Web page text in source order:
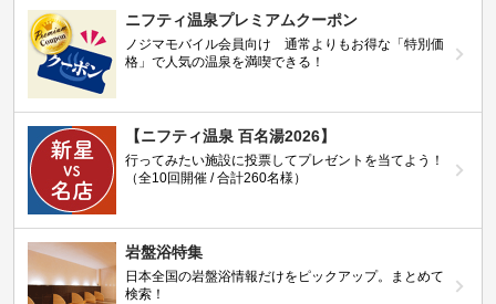
ニフティ温泉プレミアムクーポン
ノジマモバイル会員向け 通常よりもお得な「特別価
格」で人気の温泉を満喫できる！
【ニフティ温泉 百名湯2026】
行ってみたい施設に投票してプレゼントを当てよう！
（全10回開催 / 合計260名様）
岩盤浴特集
日本全国の岩盤浴情報だけをピックアップ。まとめて
検索！